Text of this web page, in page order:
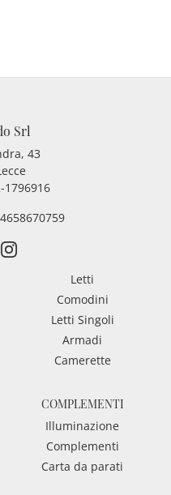
Srl
43
1796916
Letti
Comodini
Letti Singoli
Armadi
Camerette
COMPLEMENTI
Illuminazione
Complementi
Carta da parati